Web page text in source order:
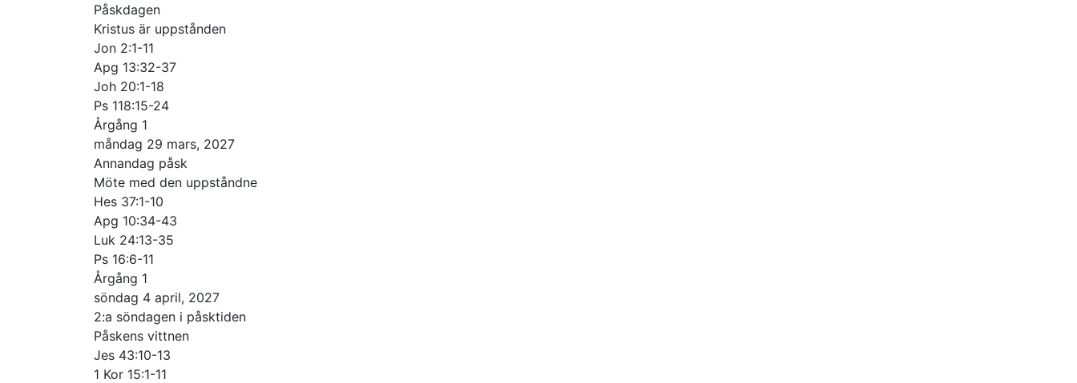
Påskdagen
Kristus är uppstånden
Jon 2:1-11
Apg 13:32-37
Joh 20:1-18
Ps 118:15-24
Årgång 1
måndag 29 mars, 2027
Annandag påsk
Möte med den uppståndne
Hes 37:1-10
Apg 10:34-43
Luk 24:13-35
Ps 16:6-11
Årgång 1
söndag 4 april, 2027
2:a söndagen i påsktiden
Påskens vittnen
Jes 43:10-13
1 Kor 15:1-11